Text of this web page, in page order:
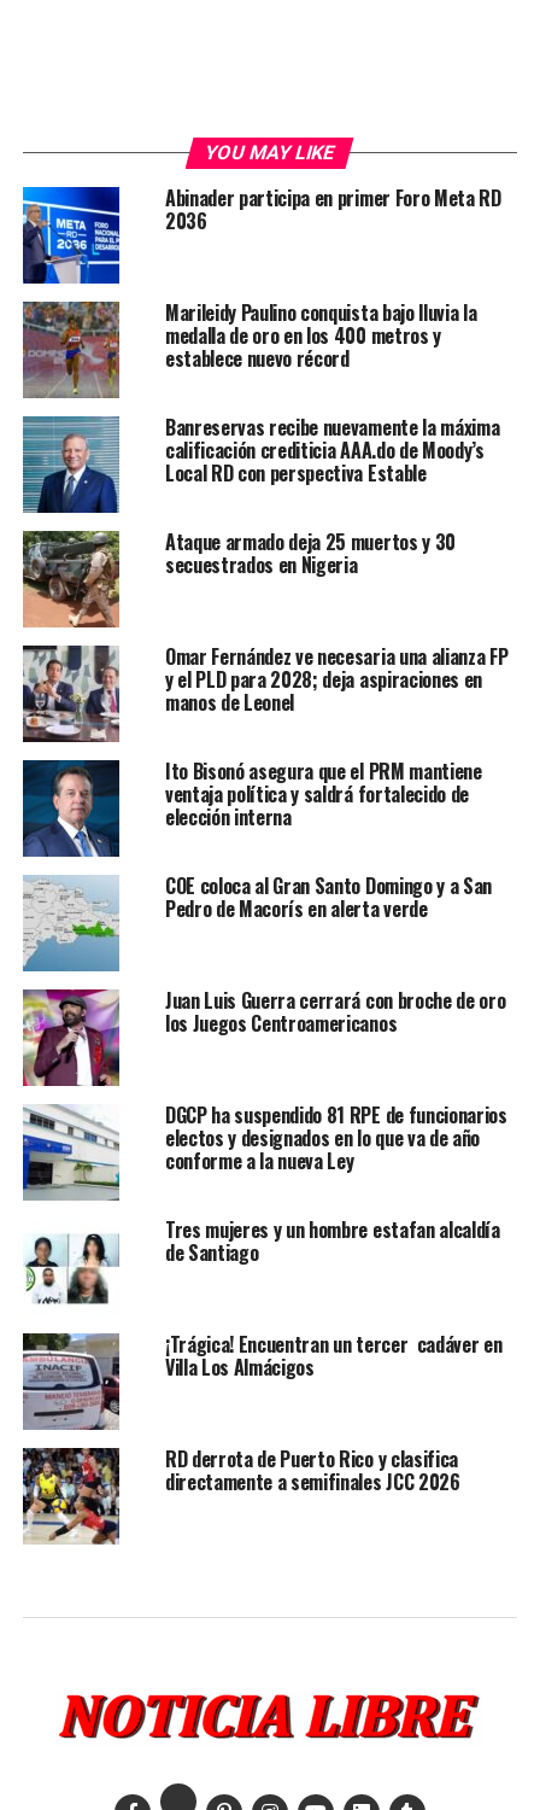
YOU MAY LIKE
Abinader participa en primer Foro Meta RD
2036
Marileidy Paulino conquista bajo lluvia la
medalla de oro en los 400 metros y
establece nuevo récord
Banreservas recibe nuevamente la máxima
calificación crediticia AAA.do de Moody’s
Local RD con perspectiva Estable
Ataque armado deja 25 muertos y 30
secuestrados en Nigeria
Omar Fernández ve necesaria una alianza FP
y el PLD para 2028; deja aspiraciones en
manos de Leonel
Ito Bisonó asegura que el PRM mantiene
ventaja política y saldrá fortalecido de
elección interna
COE coloca al Gran Santo Domingo y a San
Pedro de Macorís en alerta verde
Juan Luis Guerra cerrará con broche de oro
los Juegos Centroamericanos
DGCP ha suspendido 81 RPE de funcionarios
electos y designados en lo que va de año
conforme a la nueva Ley
Tres mujeres y un hombre estafan alcaldía
de Santiago
¡Trágica! Encuentran un tercer cadáver en
Villa Los Almácigos
RD derrota de Puerto Rico y clasifica
directamente a semifinales JCC 2026